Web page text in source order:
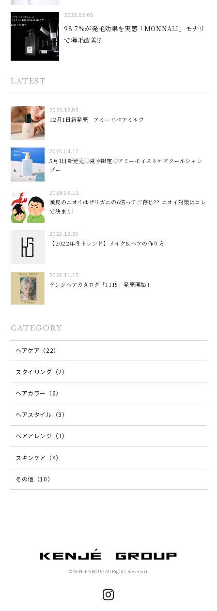
2022.02.05
98.7%が発毛効果を実感「MONNALI」モナリ
で薄毛改善⁉
LATEST
2025.12.05
12月1日新発売 アミーリペアミルク
2025.04.17
5月1日新発売◇夏季限定◇アミーモイストケアクールシャン
プー
2024.03.12
頭皮のニオイはザリガニの6倍ってご存じ?? ニオイ対策はコレ
で決まり!
2022.12.30
【2022年冬トレンド】メイク&ヘアの作り方
2022.11.15
ケンジヘアカタログ「1115」発売開始 !
CATEGORY
ヘアケア（22）
スタイリング（2）
ヘアカラー（6）
ヘアスタイル（3）
ヘアアレンジ（3）
スキンケア（4）
その他（10）
© KENJE GROUP All Rights Reserved.